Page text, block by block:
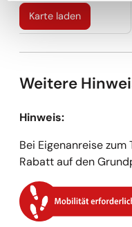
Karte laden
Weitere
Hinweis:
Bei Eigenanreise
Rabatt auf den